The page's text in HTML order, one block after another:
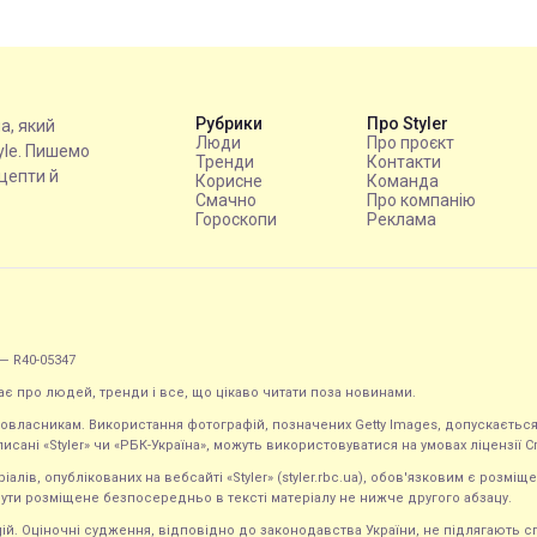
який
Пишемо
й
Рубрики
Люди
Тренди
Корисне
Смачно
Гороскопи
Про Styler
Про проєкт
Контакти
Команда
Про компанію
Реклама
R40-05347
про людей, тренди і все, що цікаво читати поза новинами.
Використання фотографій, позначених Getty Images,
«Styler» чи «РБК-Україна», можуть використовуватися на умовах
опублікованих на вебсайті «Styler» (styler.rbc.ua), обов'язковим є
розміщене безпосередньо в тексті матеріалу не нижче другого абзацу.
Оціночні судження, відповідно до законодавства України, не